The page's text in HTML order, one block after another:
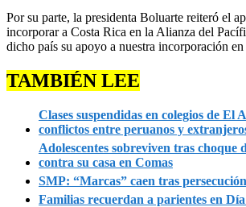
Por su parte, la presidenta Boluarte reiteró el
incorporar a Costa Rica en la Alianza del
dicho país su apoyo a nuestra incorporación
TAMBIÉN LEE
Clases suspendidas en colegios de El
conflictos entre peruanos y
Adolescentes sobreviven tras choque
contra su casa en Comas
SMP: “Marcas” caen tras
Familias recuerdan a parientes en